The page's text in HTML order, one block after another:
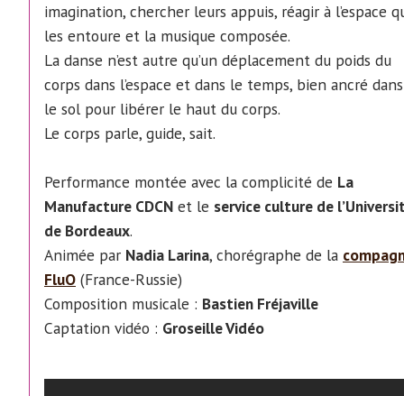
imagination, chercher leurs appuis, réagir à l’espace
les entoure et la musique composée.
La danse n’est autre qu’un déplacement du poids du
corps dans l’espace et dans le temps, bien ancré dans
le sol pour libérer le haut du corps.
Le corps parle, guide, sait.
Performance montée avec la complicité de La
Manufacture CDCN et le service culture de
de Bordeaux.
Animée par Nadia Larina, chorégraphe de la
FluO (France-Russie)
Composition musicale : Bastien Fréjaville
Captation vidéo : Groseille Vidéo